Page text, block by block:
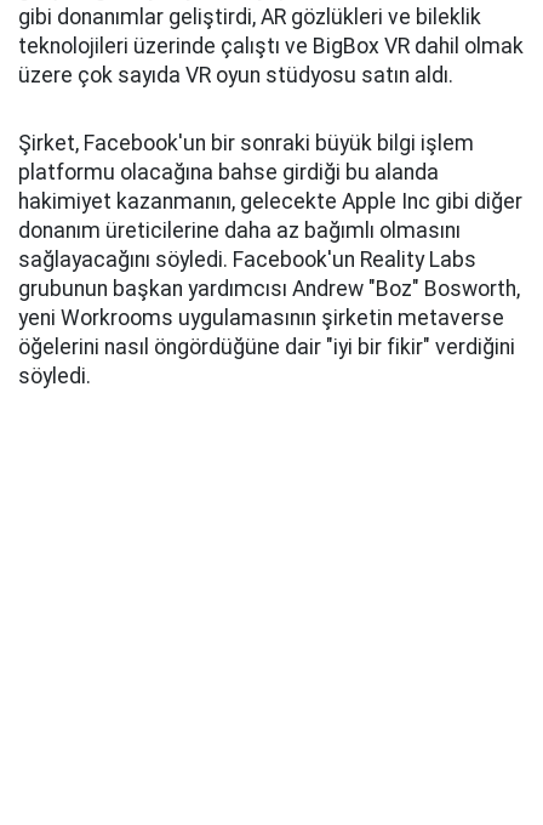
gibi donanımlar geliştirdi, AR gözlükleri ve bileklik
teknolojileri üzerinde çalıştı ve BigBox VR dahil olmak
üzere çok sayıda VR oyun stüdyosu satın aldı.
Şirket, Facebook'un bir sonraki büyük bilgi işlem
platformu olacağına bahse girdiği bu alanda
hakimiyet kazanmanın, gelecekte Apple Inc gibi diğer
donanım üreticilerine daha az bağımlı olmasını
sağlayacağını söyledi. Facebook'un Reality Labs
grubunun başkan yardımcısı Andrew "Boz" Bosworth,
yeni Workrooms uygulamasının şirketin metaverse
öğelerini nasıl öngördüğüne dair "iyi bir fikir" verdiğini
söyledi.